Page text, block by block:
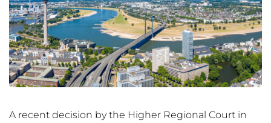
A recent decision by the Higher Regional Court in